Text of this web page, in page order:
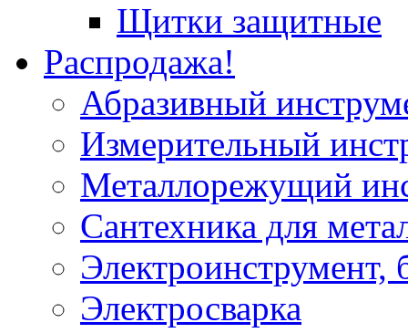
Щитки защитные
Распродажа!
Абразивный
Измерительный
Металлорежущий
Сантехника для
Электроинструмент,
Электросварка